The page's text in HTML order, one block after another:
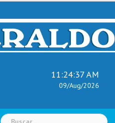
11:24:38 AM
09/Aug/2026
Buscar: